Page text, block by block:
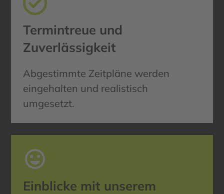
Termintreue und
Zuverlässigkeit
Abgestimmte Zeitpläne werden
eingehalten und realistisch
umgesetzt.
Einblicke mit unserem